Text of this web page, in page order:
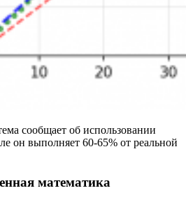
сообщает об использовании
он выполняет 60-65% от реальной
математика